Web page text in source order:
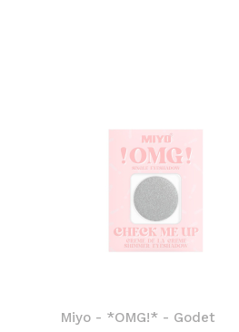
Miyo - *OMG!* - Godet